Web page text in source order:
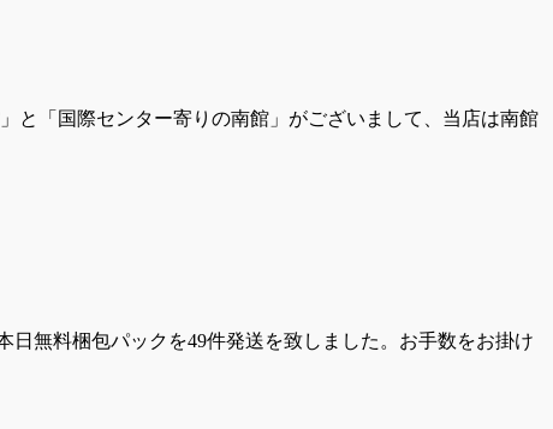
と「国際センター寄りの南館」がございまして、当店は南館
無料梱包パックを49件発送を致しました。お手数をお掛け